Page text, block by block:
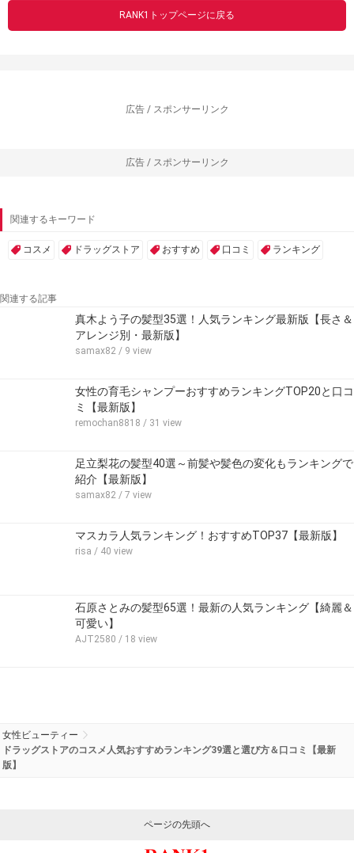
RANK1トップページに戻る
広告 / スポンサーリンク
広告 / スポンサーリンク
関連するキーワード
コスメ ドラッグストア おすすめ 口コミ ランキング
関連する記事
真木よう子の髪型35選！人気ランキング最新版【長さ＆
アレンジ別・最新版】
samax82 / 9 view
女性の育毛シャンプーおすすめランキングTOP20と口コ
ミ【最新版】
remochan8818 / 31 view
足立梨花の髪型40選～前髪や髪色の変化もランキングで
紹介【最新版】
samax82 / 7 view
マスカラ人気ランキング！おすすめTOP37【最新版】
risa / 40 view
石原さとみの髪型65選！最新の人気ランキング【綺麗＆
可愛い】
AJT2580 / 18 view
女性ビューティー
ドラッグストアのコスメ人気おすすめランキング39選と選び方＆口コミ【最新
版】
ページの先頭へ